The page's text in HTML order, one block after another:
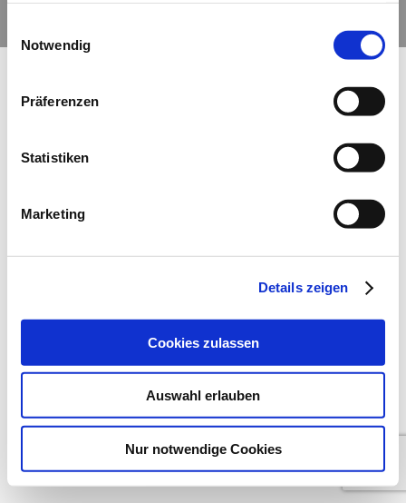
Notwendig
Präferenzen
Statistiken
Marketing
Details zeigen
Cookies zulassen
Auswahl erlauben
Nur notwendige Cookies